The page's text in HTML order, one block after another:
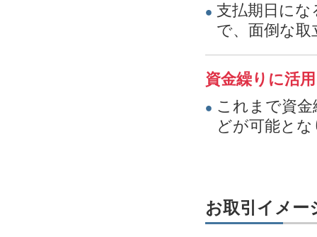
支払期日にな
で、面倒な取
資金繰りに活
これまで資
どが可能と
お取引イメー